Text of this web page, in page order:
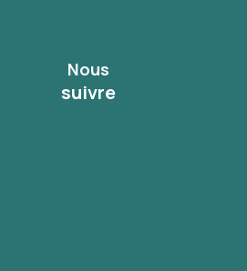
Nous
suivre